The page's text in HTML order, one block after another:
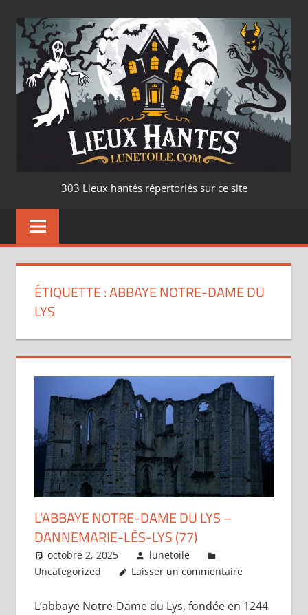
contenu
LIEUX
–
303 Lieux hantés répertoriés sur ce site
ÉTIQUETTE :ABBAYE NOTRE-DAME DU
LYS
L’ABBAYE NOTRE-DAME DU LYS –
DANNEMARIE-LÈS-LYS (77)
octobre 2, 2025
lunetoile
Uncategorized
Laisser un commentaire
L’abbaye Notre-Dame du Lys, fondée en 1244